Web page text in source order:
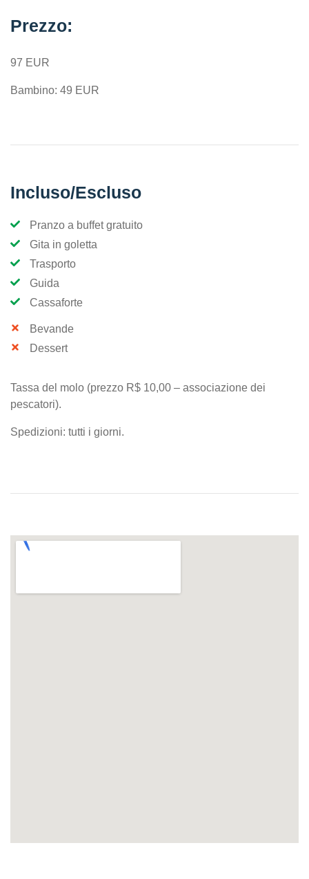
Prezzo:
97 EUR
Bambino: 49 EUR
Incluso/Escluso
Pranzo a buffet gratuito
Gita in goletta
Trasporto
Guida
Cassaforte
Bevande
Dessert
Tassa del molo (prezzo R$ 10,00 – associazione dei
pescatori).
Spedizioni: tutti i giorni.